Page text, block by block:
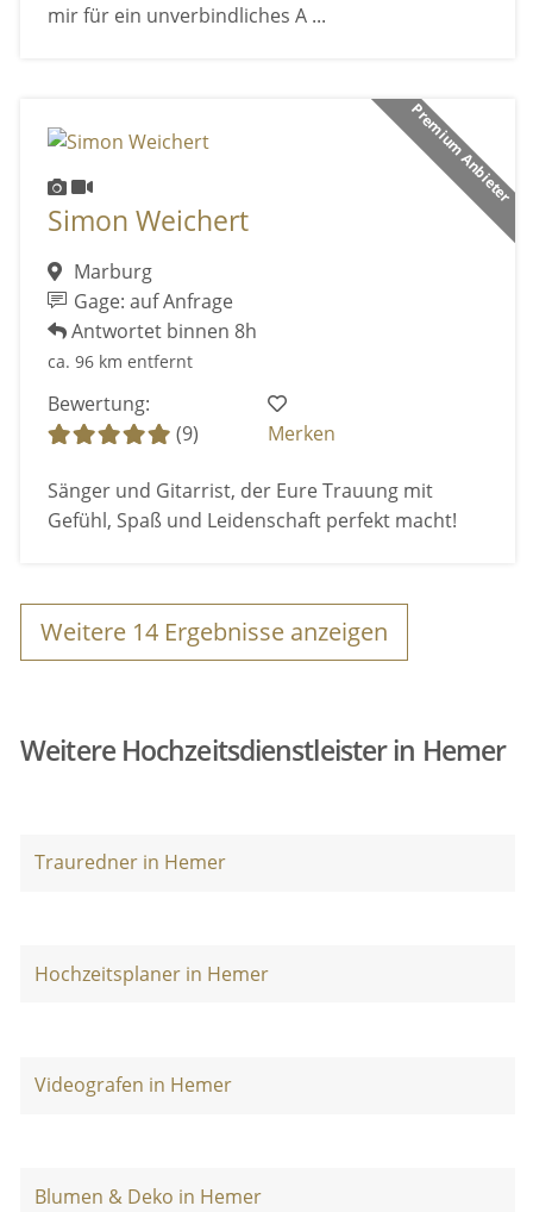
mir für ein unverbindliches A ...
Premium Anbieter
Simon Weichert
Marburg
Gage: auf Anfrage
Antwortet binnen 8h
ca. 96 km entfernt
Bewertung:
(9)
Merken
Sänger und Gitarrist, der Eure Trauung mit
Gefühl, Spaß und Leidenschaft perfekt macht!
Weitere 14 Ergebnisse anzeigen
Weitere Hochzeitsdienstleister in Hemer
Trauredner in Hemer
Hochzeitsplaner in Hemer
Videografen in Hemer
Blumen & Deko in Hemer